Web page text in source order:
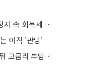
‘쓰는 회원’ 돌아오는 롯데카드⋯영업정지 속 회복세 시험대
아직 '관망'
리볼빙 평균금리 17.4%⋯‘가입 혜택’ 뒤 고금리 부담 주의